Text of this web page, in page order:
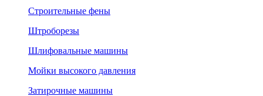
Строительные фены
Штроборезы
Шлифовальные машины
Мойки высокого давления
Затирочные машины